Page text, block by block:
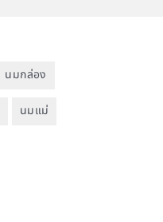
นมกล่อง
นมแม่